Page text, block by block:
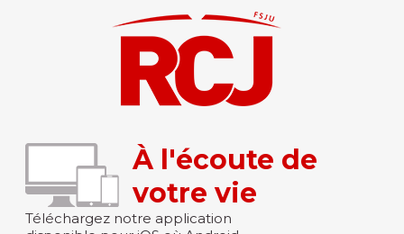
À l'écoute de
votre vie
Téléchargez notre application